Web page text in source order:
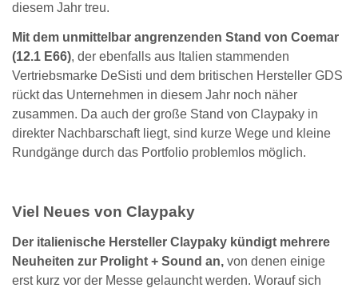
diesem Jahr treu.
Mit dem unmittelbar angrenzenden Stand von Coemar
(12.1 E66), der ebenfalls aus Italien stammenden
Vertriebsmarke DeSisti und dem britischen Hersteller GDS
rückt das Unternehmen in diesem Jahr noch näher
zusammen. Da auch der große Stand von Claypaky in
direkter Nachbarschaft liegt, sind kurze Wege und kleine
Rundgänge durch das Portfolio problemlos möglich.
Viel Neues von Claypaky
Der italienische Hersteller Claypaky kündigt mehrere
Neuheiten zur Prolight + Sound an, von denen einige
erst kurz vor der Messe gelauncht werden. Worauf sich